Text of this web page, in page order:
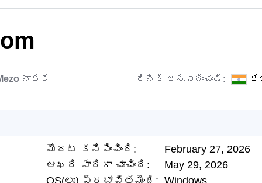
నాటికి దీనికి అనువదించండి:
మొదట కనిపించింది:
February 27, 2026
ఆఖరి సారిగా చూచింది:
May 29, 2026
OS(లు) ప్రభావితమైంది: Windows